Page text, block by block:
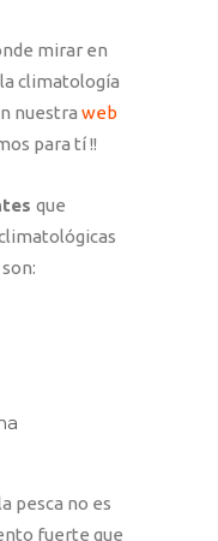
mirar en
climatología
nuestra web
para tí !!
que
pesca no es
fuerte que